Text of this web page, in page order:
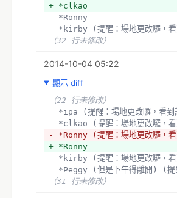
+ *clkao
  *Ronny
*kirby (提醒：場地更改囉，
（32 行未修改）
2014-10-04 05:22
顯示 diff
（22 行未修改）
*ipa (提醒：場地更改囉，看到
*clkao (提醒：場地更改囉，
- *Ronny (提醒：場地更改囉，看
+ *Ronny
*kirby (提醒：場地更改囉，
*Peggy (但是下午得離開) (
（31 行未修改）